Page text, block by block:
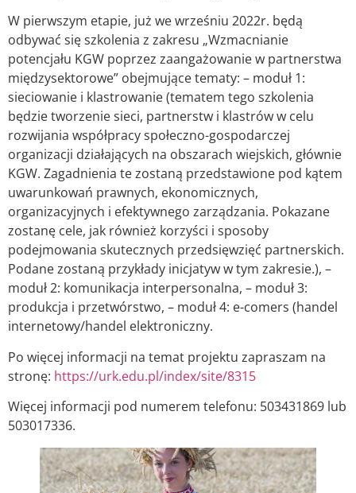
W pierwszym etapie, już we wrześniu 2022r. będą
odbywać się szkolenia z zakresu „Wzmacnianie
potencjału KGW poprzez zaangażowanie w partnerstwa
międzysektorowe” obejmujące tematy: – moduł 1:
sieciowanie i klastrowanie (tematem tego szkolenia
będzie tworzenie sieci, partnerstw i klastrów w celu
rozwijania współpracy społeczno-gospodarczej
organizacji działających na obszarach wiejskich, głównie
KGW. Zagadnienia te zostaną przedstawione pod kątem
uwarunkowań prawnych, ekonomicznych,
organizacyjnych i efektywnego zarządzania. Pokazane
zostanę cele, jak również korzyści i sposoby
podejmowania skutecznych przedsięwzięć partnerskich.
Podane zostaną przykłady inicjatyw w tym zakresie.), –
moduł 2: komunikacja interpersonalna, – moduł 3:
produkcja i przetwórstwo, – moduł 4: e-comers (handel
internetowy/handel elektroniczny.
Po więcej informacji na temat projektu zapraszam na
stronę: https://urk.edu.pl/index/site/8315
Więcej informacji pod numerem telefonu: 503431869 lub
503017336.